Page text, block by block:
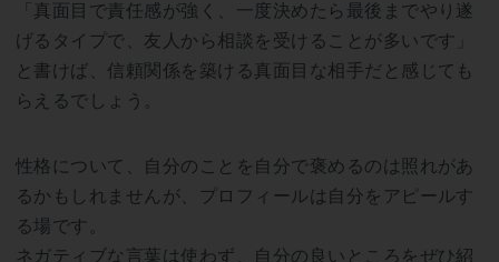
「真面目で責任感が強く、一度決めたら最後までやり遂
げるタイプで、友人から相談を受けることが多いです」
と書けば、信頼関係を築ける真面目な相手だと感じても
らえるでしょう。
性格について、自分のことを自分で褒めるのは照れがあ
るかもしれませんが、プロフィールは自分をアピールす
る場です。
ネガティブな言葉は使わず、自分の良いところをぜひ紹